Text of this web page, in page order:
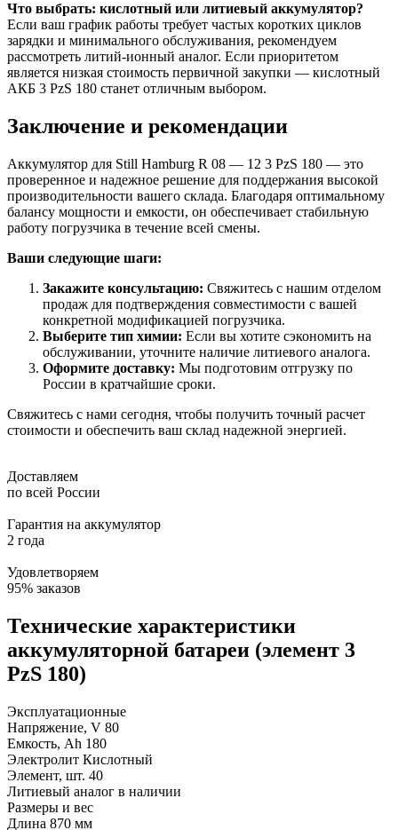
Что выбрать: кислотный или литиевый аккумулятор?
Если ваш график работы требует частых коротких циклов
зарядки и минимального обслуживания, рекомендуем
рассмотреть литий-ионный аналог. Если приоритетом
является низкая стоимость первичной закупки — кислотный
АКБ 3 PzS 180 станет отличным выбором.
Заключение и рекомендации
Аккумулятор для Still Hamburg R 08 — 12 3 PzS 180 — это
проверенное и надежное решение для поддержания высокой
производительности вашего склада. Благодаря оптимальному
балансу мощности и емкости, он обеспечивает стабильную
работу погрузчика в течение всей смены.
Ваши следующие шаги:
Закажите консультацию: Свяжитесь с нашим отделом
продаж для подтверждения совместимости с вашей
конкретной модификацией погрузчика.
Выберите тип химии: Если вы хотите сэкономить на
обслуживании, уточните наличие литиевого аналога.
Оформите доставку: Мы подготовим отгрузку по
России в кратчайшие сроки.
Свяжитесь с нами сегодня, чтобы получить точный расчет
стоимости и обеспечить ваш склад надежной энергией.
Доставляем
по всей России
Гарантия на аккумулятор
2 года
Удовлетворяем
95% заказов
Технические характеристики
аккумуляторной батареи (элемент 3
PzS 180)
Эксплуатационные
Напряжение, V 80
Емкость, Ah 180
Электролит Кислотный
Элемент, шт. 40
Литиевый аналог в наличии
Размеры и вес
Длина 870 мм